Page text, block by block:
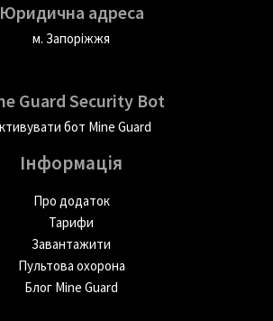
Юридична адреса
м. Запоріжжя
Guard Security Bot
бот Mine Guard
Інформація
Про додаток
Тарифи
Завантажити
Пультова охорона
Блог Mine Guard